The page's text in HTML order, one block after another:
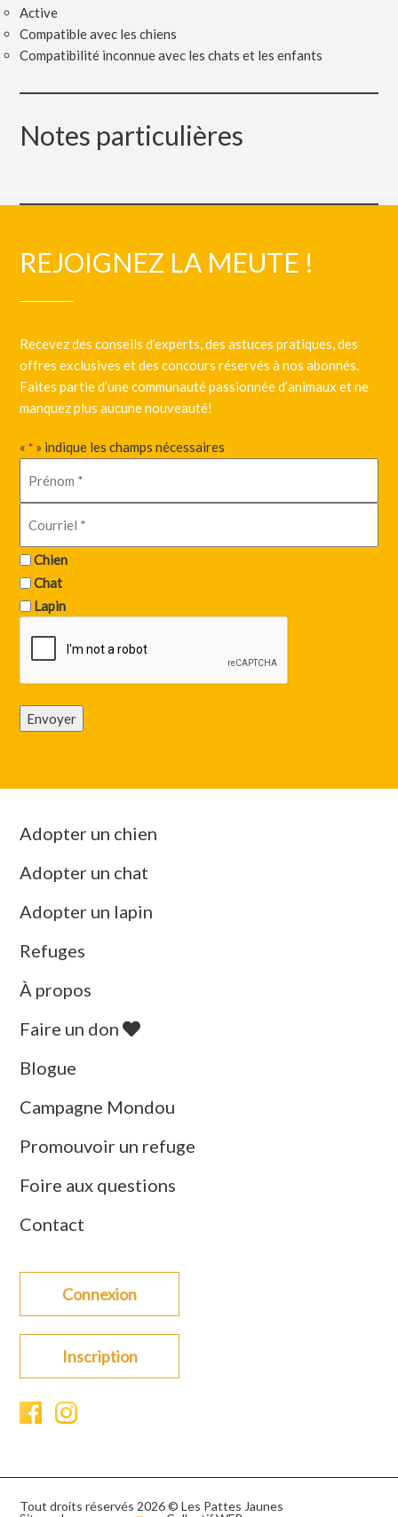
Active
Compatible avec les chiens
Compatibilité inconnue avec les chats et les enfants
Notes particulières
REJOIGNEZ LA MEUTE !
Recevez des conseils d’experts, des astuces pratiques, des
offres exclusives et des concours réservés à nos abonnés.
Faites partie d’une communauté passionnée d’animaux et ne
manquez plus aucune nouveauté!
«* » indique les champs nécessaires
Chien
Chat
Lapin
Envoyer
Adopter un chien
Adopter un chat
Adopter un lapin
Refuges
À propos
Faire un don
Blogue
Campagne Mondou
Promouvoir un refuge
Foire aux questions
Contact
Connexion
Inscription
Tout droits réservés 2026 © Les Pattes Jaunes